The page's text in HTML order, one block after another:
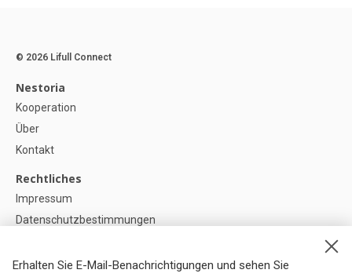
Erhalten Sie E-Mail-Benachrichtigungen und sehen Sie
© 2026 Lifull Connect
Nestoria
Kooperation
Über
Kontakt
Rechtliches
Impressum
Datenschutzbestimmungen
Cookie-Einstellunge